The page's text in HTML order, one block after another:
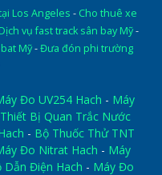
Los Angeles - Cho thuê xe
Dịch vụ fast track sân bay Mỹ-
Mỹ-Đưa đón phi trường
Đo UV254 Hach - Máy
Thiết Bị Quan Trắc Nước
- Bộ Thuốc Thử TNT
Đo Nitrat Hach - Máy
Điện Hach - Máy Đo